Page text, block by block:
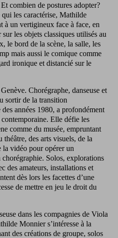
combien de postures adopter?
les caractérise, Mathilde
un vertigineux face à face, en
les objets classiques utilisés au
le bord de la scène, la salle, les
mais aussi le comique comme
ironique et distancié sur le
Chorégraphe, danseuse et
sortir de la transition
années 1980, a profondément
Elle défie les
comme du musée, empruntant
des arts visuels, de la
la vidéo pour opérer un
Solos, explorations
des amateurs, installations et
dès lors les facettes d’une
de mettre en jeu le droit du
dans les compagnies de Viola
Monnier s’intéresse à la
des créations de groupe, solos